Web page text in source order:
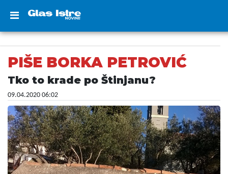
PIŠE BORKA PETROVIĆ
Tko to krade po Štinjanu?
09.04.2020 06:02